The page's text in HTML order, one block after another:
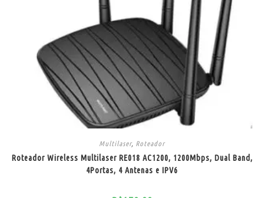
Multilaser, Roteador
Roteador Wireless Multilaser RE018 AC1200, 1200Mbps, Dual Band,
4Portas, 4 Antenas e IPV6